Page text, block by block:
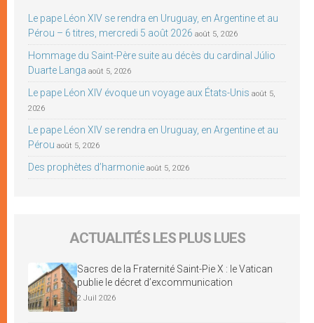
Le pape Léon XIV se rendra en Uruguay, en Argentine et au
Pérou – 6 titres, mercredi 5 août 2026 août 5, 2026
Hommage du Saint-Père suite au décès du cardinal Júlio
Duarte Langa août 5, 2026
Le pape Léon XIV évoque un voyage aux États-Unis août 5,
2026
Le pape Léon XIV se rendra en Uruguay, en Argentine et au
Pérou août 5, 2026
Des prophètes d’harmonie août 5, 2026
ACTUALITÉS LES PLUS LUES
Sacres de la Fraternité Saint-Pie X : le Vatican
publie le décret d’excommunication
2 Juil 2026